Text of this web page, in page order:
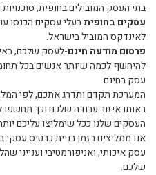
בתי העסק המובילים בחופית, סוכנויות
עסקים בחופיתבעלי עסקים הכנסו
לאינדקס המוביל בישראל.
פרסום מודעה חינם-לעסק שלכם,
להיחשף לכמה שיותר אנשים בכל
עסק בחינם.
המערכת תקדם ותדרג אתכם, לפי
באותו איזור עבודה שלכם וכך
העסקים שלנו ככל שימליצו עליכם
אנו ממליצים בזמן בניית כרטיס
עסק איכותי, ואניפורמטיבי וענייני
שלכם.